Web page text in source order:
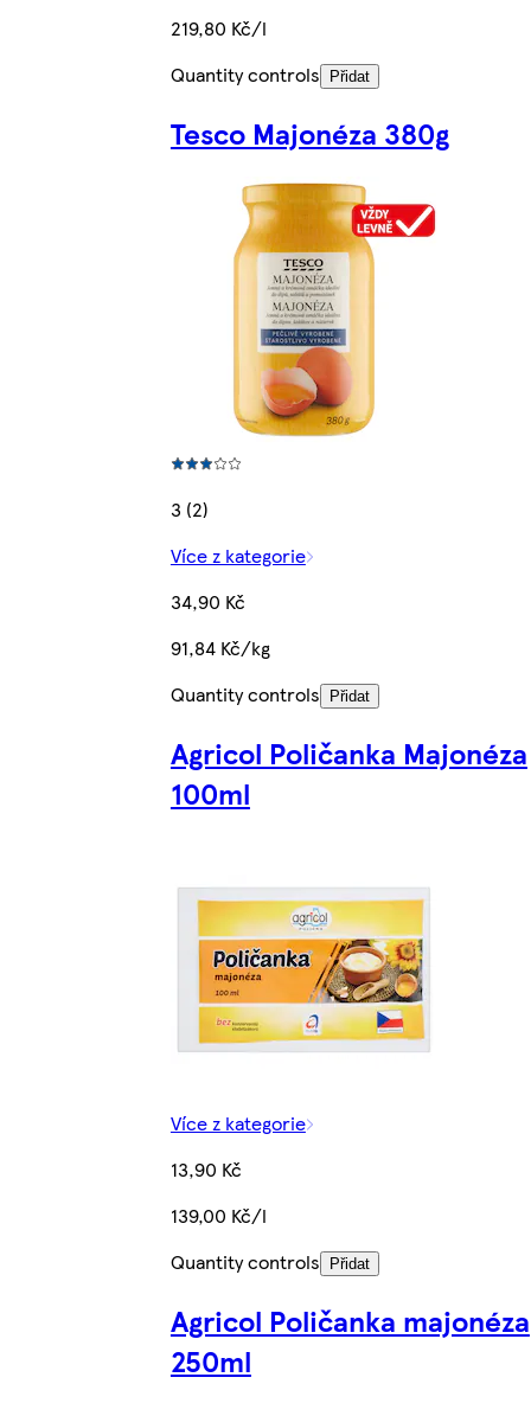
219,80 Kč/l
Quantity controls
Přidat
Tesco Majonéza 380g
3 (2)
Více z kategorie
34,90 Kč
91,84 Kč/kg
Quantity controls
Přidat
Agricol Poličanka Majonéza
100ml
Více z kategorie
13,90 Kč
139,00 Kč/l
Quantity controls
Přidat
Agricol Poličanka majonéza
250ml